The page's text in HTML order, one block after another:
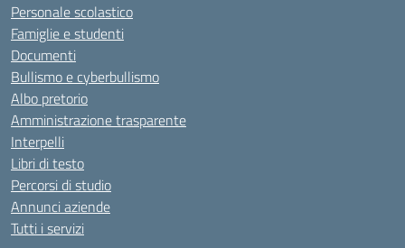
Personale scolastico
Famiglie e studenti
Documenti
Bullismo e cyberbullismo
Albo pretorio
Amministrazione trasparente
Interpelli
Libri di testo
Percorsi di studio
Annunci aziende
Tutti i servizi